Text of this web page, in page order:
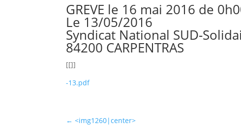
GREVE le 16 mai 2016 de
Le 13/05/2016
Syndicat National SUD-
84200 CARPENTRAS
[[]]
-13.pdf
←<img1260|center>